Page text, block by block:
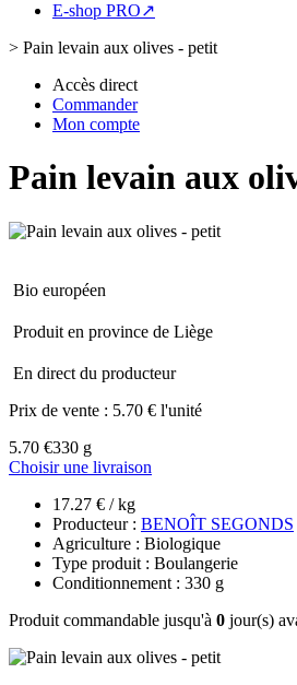
E-shop PRO↗
> Pain levain aux olives - petit
Accès direct
Commander
Mon compte
Pain levain aux
Bio européen
Produit en province de Liège
En direct du producteur
Prix de vente : 5.70 € l'unité
5.70 €330 g
Choisir une livraison
17.27 € / kg
Producteur : BENOÎT SEGONDS
Agriculture : Biologique
Type produit : Boulangerie
Conditionnement : 330 g
Produit commandable jusqu'à 0 jour(s)